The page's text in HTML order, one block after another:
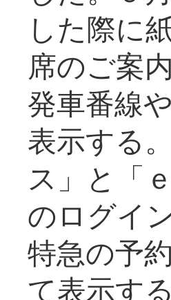
した際に
席のご案
発車番線
表示する
ス」と「
のログイ
特急の予
て表示す